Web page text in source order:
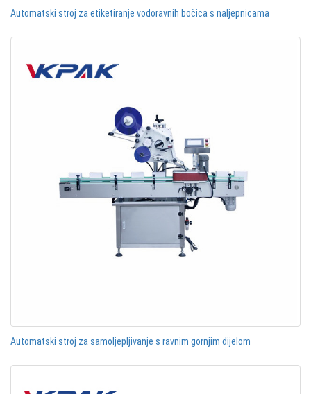
Automatski stroj za etiketiranje vodoravnih bočica s naljepnicama
Automatski stroj za samoljepljivanje s ravnim gornjim dijelom